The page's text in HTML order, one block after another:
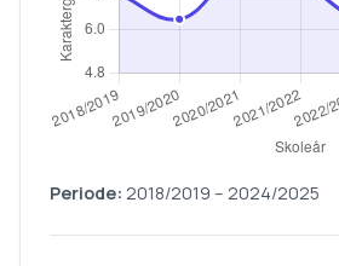
Periode: 2018/2019 – 2024/2025